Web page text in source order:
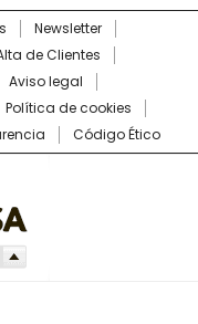
Newsletter
de Clientes
Aviso legal
Política de cookies
Código Ético